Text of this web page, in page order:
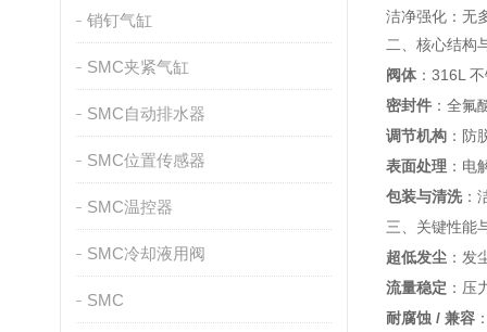
销钉气缸
SMC夹紧气缸
SMC自动排水器
SMC位置传感器
SMC温控器
SMC冷却液用阀
SMC
洁净强化：无
二、核心结构
阀体：316L
密封件 ：全氟
调节机构 ：防
表面处理 ：电
包装与清洗：
三、关键性能
超低发尘 ：发
流量稳定 ：压
耐腐蚀 / 兼容